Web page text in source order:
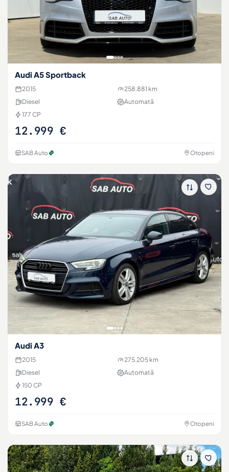
Audi A5 Sportback
2015
258.881 km
Diesel
Automată
177 CP
12.999 €
SAB Auto Otopeni
Audi A3
2015
275.205 km
Diesel
Automată
150 CP
12.999 €
SAB Auto Otopeni